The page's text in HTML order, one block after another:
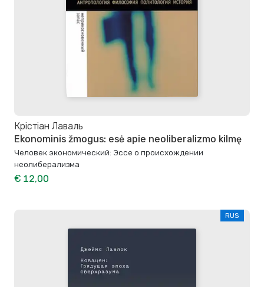
Крістіан Лаваль
Ekonominis žmogus: esė apie neoliberalizmo kilmę
Человек экономический: Эссе о происхождении
неолиберализма
€ 12,00
RUS